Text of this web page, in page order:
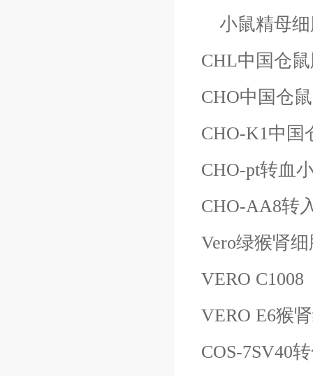
小鼠精母细
CHL中国仓
CHO中国仓
CHO-K1中国
CHO-pt转血
CHO-AA8转
Vero绿猴肾
VERO
VERO E6猴
COS-7SV40